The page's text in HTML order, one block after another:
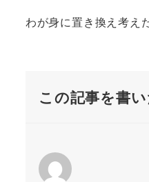
わが身に置き換え考え
この記事を書い